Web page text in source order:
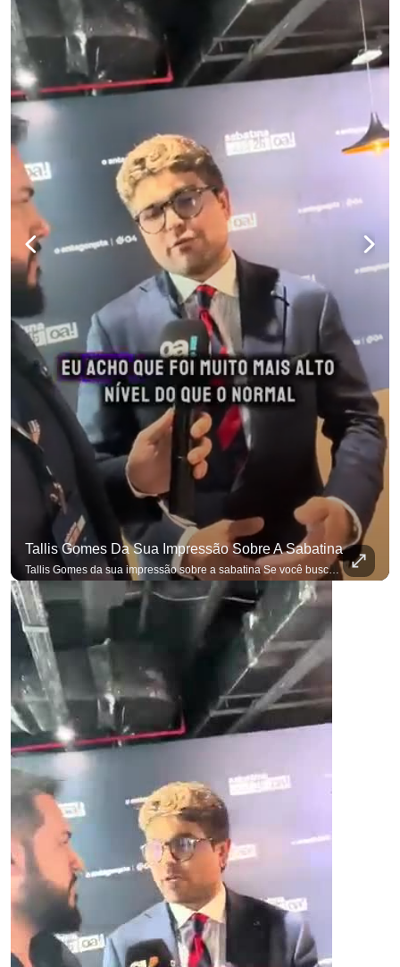
Tallis Gomes Da Sua Impressão Sobre A Sabatina
Tallis Gomes da sua impressão sobre a sabatina Se você busca informação com credibilidade, inscreva-se agora e ative o